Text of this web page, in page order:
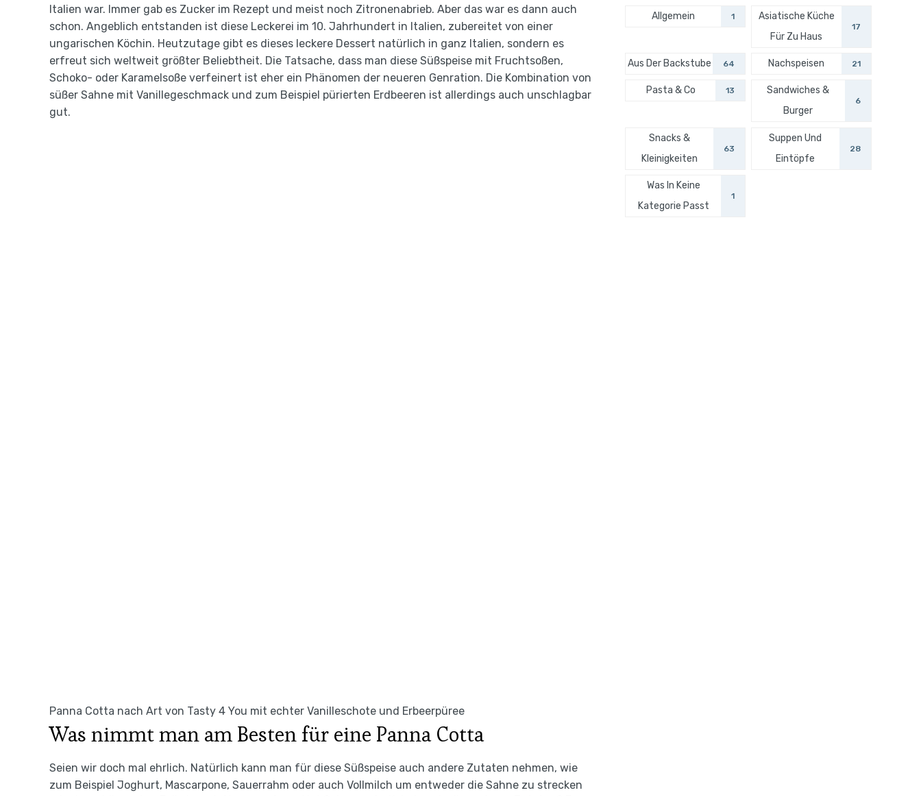
Italien war. Immer gab es Zucker im Rezept und meist noch Zitronenabrieb. Aber das war es dann auch
schon. Angeblich entstanden ist diese Leckerei im 10. Jahrhundert in Italien, zubereitet von einer
ungarischen Köchin. Heutzutage gibt es dieses leckere Dessert natürlich in ganz Italien, sondern es
erfreut sich weltweit größter Beliebtheit. Die Tatsache, dass man diese Süßspeise mit Fruchtsoßen,
Schoko- oder Karamelsoße verfeinert ist eher ein Phänomen der neueren Genration. Die Kombination von
süßer Sahne mit Vanillegeschmack und zum Beispiel pürierten Erdbeeren ist allerdings auch unschlagbar
gut.
Panna Cotta nach Art von Tasty 4 You mit echter Vanilleschote und Erbeerpüree
Was nimmt man am Besten für eine Panna Cotta
Seien wir doch mal ehrlich. Natürlich kann man für diese Süßspeise auch andere Zutaten nehmen, wie
zum Beispiel Joghurt, Mascarpone, Sauerrahm oder auch Vollmilch um entweder die Sahne zu strecken
Allgemein 1
Asiatische Küche
Für Zu Haus
17
Aus Der Backstube 64 Nachspeisen 21
Pasta & Co 13
Sandwiches &
Burger
6
Snacks &
Kleinigkeiten
63
Suppen Und
Eintöpfe
28
Was In Keine
Kategorie Passt
1